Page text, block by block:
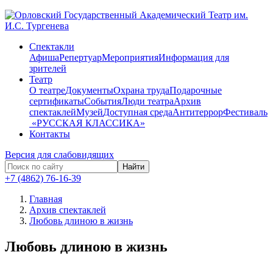
Спектакли
АфишаРепертуарМероприятияИнформация для
зрителей
Театр
О театреДокументыОхрана трудаПодарочные
сертификатыСобытияЛюди театраАрхив
спектаклейМузейДоступная средаАнтитеррорФестиваль
​ «РУССКАЯ КЛАССИКА»
Контакты
Версия для слабовидящих
Найти
+7 (4862) 76-16-39
Главная
Архив спектаклей
Любовь длиною в жизнь
Любовь длиною в жизнь